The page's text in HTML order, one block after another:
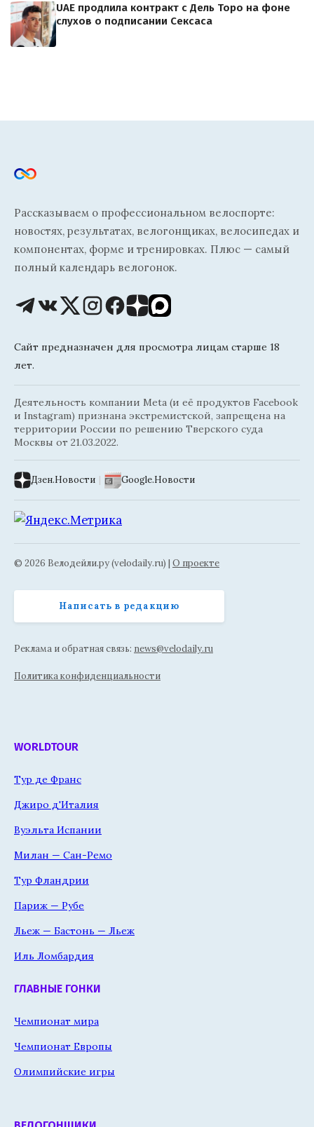
UAE продлила контракт с Дель Торо на фоне
слухов о подписании Сексаса
Рассказываем о профессиональном велоспорте:
новостях, результатах, велогонщиках, велосипедах и
компонентах, форме и тренировках. Плюс — самый
полный календарь велогонок.
Сайт предназначен для просмотра лицам старше 18
лет.
Деятельность компании Meta (и её продуктов Facebook
и Instagram) признана экстремистской, запрещена на
территории России по решению Тверского суда
Москвы от 21.03.2022.
Дзен.Новости Google.Новости
© 2026 Велодейли.ру (velodaily.ru) | О проекте
Написать в редакцию
Реклама и обратная связь: news@velodaily.ru
Политика конфиденциальности
WORLDTOUR
Тур де Франс
Джиро д'Италия
Вуэльта Испании
Милан — Сан-Ремо
Тур Фландрии
Париж — Рубе
Льеж — Бастонь — Льеж
Иль Ломбардия
ГЛАВНЫЕ ГОНКИ
Чемпионат мира
Чемпионат Европы
Олимпийские игры